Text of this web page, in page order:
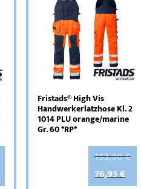
Fristads® High Vis
Handwerkerlatzhose Kl. 2
1014 PLU orange/marine
Gr. 60 *RP*
153,90€
76,95€